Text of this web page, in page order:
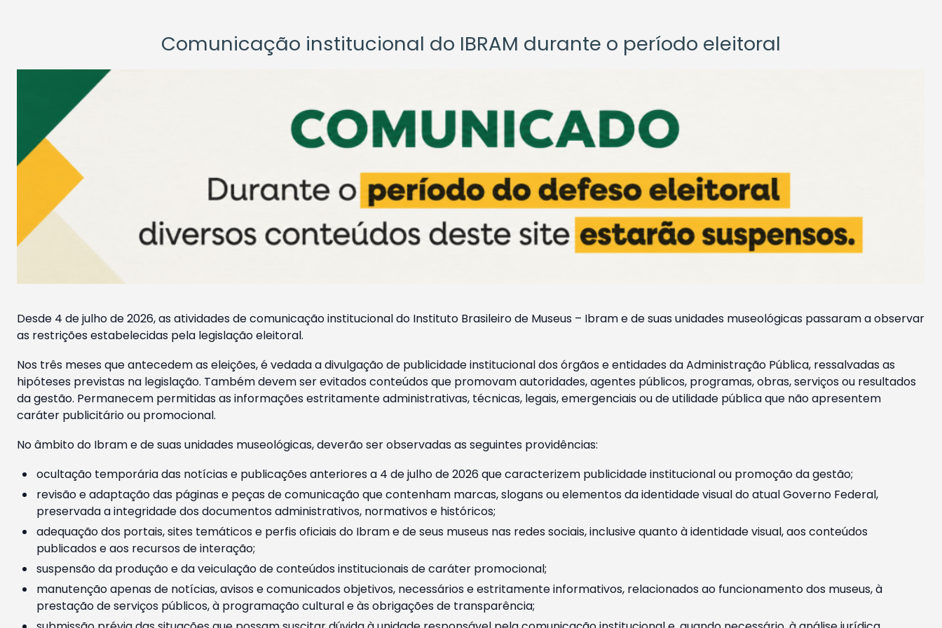
Comunicação institucional do IBRAM durante o período eleitoral
Desde 4 de julho de 2026, as atividades de comunicação institucional do Instituto Brasileiro de Museus – Ibram e de suas unidades museológicas passaram a observar
as restrições estabelecidas pela legislação eleitoral.
Nos três meses que antecedem as eleições, é vedada a divulgação de publicidade institucional dos órgãos e entidades da Administração Pública, ressalvadas as
hipóteses previstas na legislação. Também devem ser evitados conteúdos que promovam autoridades, agentes públicos, programas, obras, serviços ou resultados
da gestão. Permanecem permitidas as informações estritamente administrativas, técnicas, legais, emergenciais ou de utilidade pública que não apresentem
caráter publicitário ou promocional.
No âmbito do Ibram e de suas unidades museológicas, deverão ser observadas as seguintes providências:
ocultação temporária das notícias e publicações anteriores a 4 de julho de 2026 que caracterizem publicidade institucional ou promoção da gestão;
revisão e adaptação das páginas e peças de comunicação que contenham marcas, slogans ou elementos da identidade visual do atual Governo Federal,
preservada a integridade dos documentos administrativos, normativos e históricos;
adequação dos portais, sites temáticos e perfis oficiais do Ibram e de seus museus nas redes sociais, inclusive quanto à identidade visual, aos conteúdos
publicados e aos recursos de interação;
suspensão da produção e da veiculação de conteúdos institucionais de caráter promocional;
manutenção apenas de notícias, avisos e comunicados objetivos, necessários e estritamente informativos, relacionados ao funcionamento dos museus, à
prestação de serviços públicos, à programação cultural e às obrigações de transparência;